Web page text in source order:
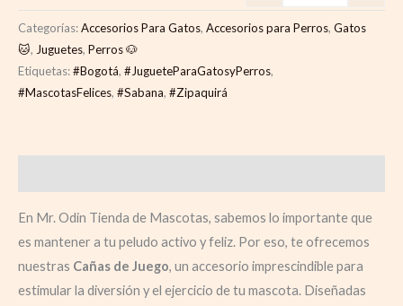
Categorías:Accesorios Para Gatos, Accesorios para Perros, Gatos
🐱, Juguetes, Perros 🐶
Etiquetas:#Bogotá, #JugueteParaGatosyPerros,
#MascotasFelices, #Sabana, #Zipaquirá
En Mr. Odin Tienda de Mascotas, sabemos lo importante que
es mantener a tu peludo activo y feliz. Por eso, te ofrecemos
nuestras Cañas de Juego, un accesorio imprescindible para
estimular la diversión y el ejercicio de tu mascota. Diseñadas